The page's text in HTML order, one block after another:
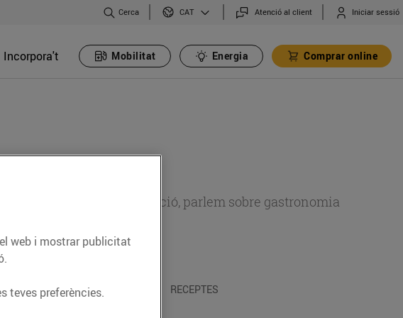
Cerca CAT Atenció al client Iniciar sessió
Incorpora't Mobilitat Energia Comprar online
sobre alimentació, parlem sobre gastronomia
GASTRONOMIA I TRADICIONS RECEPTES
web i mostrar publicitat
teves preferències.